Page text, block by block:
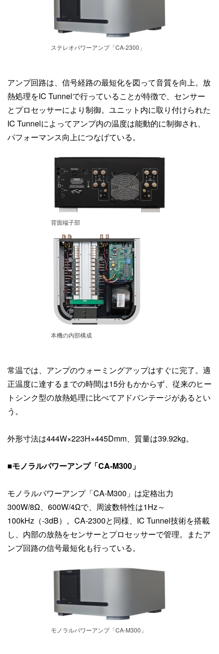
ステレオパワーアンプ「CA-2300」
アンプ回路は、信号経路の最短化を図って音質を向上。放
熱処理をIC Tunnelで行っていることが特徴で、センサー
とプロセッサーにより制御。ユニット内に取り付けられた
IC Tunnelによってアンプ内の温度は能動的に制御され、
パフォーマンス向上につなげている。
背面端子部
本機の内部構成
常温では、アンプのウォーミングアップはすぐに完了。適
正温度に達するまでの時間は15分もかからず、従来のヒー
トシンク型の放熱処理に比べてアドバンテージがあるとい
う。
外形寸法は444W×223H×445Dmm、質量は39.92kg。
■モノラルパワーアンプ「CA-M300」
モノラルパワーアンプ「CA-M300」は定格出力
300W/8Ω、600W/4Ωで、周波数特性は1Hz～
100kHz（-3dB）。CA-2300と同様、IC Tunnel技術を搭載
し、内部の放熱をセンサーとプロセッサーで管理。またア
ンプ回路の信号最短化も行っている。
モノラルパワーアンプ「CA-M300」